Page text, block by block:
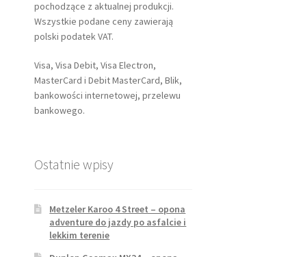
pochodzące z aktualnej produkcji.
Wszystkie podane ceny zawierają
polski podatek VAT.
Visa, Visa Debit, Visa Electron,
MasterCard i Debit MasterCard, Blik,
bankowości internetowej, przelewu
bankowego.
Ostatnie wpisy
Metzeler Karoo 4 Street – opona
adventure do jazdy po asfalcie i
lekkim terenie